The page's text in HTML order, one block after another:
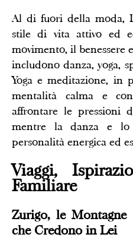
Al di fuori della moda,
stile di vita attivo ed
movimento, il benessere
includono danza, yoga,
Yoga e meditazione, in
mentalità calma e
affrontare le pressioni
mentre la danza e
personalità energica ed
Viaggi,
Familiare
Zurigo, le Montagne
che Credono in Lei